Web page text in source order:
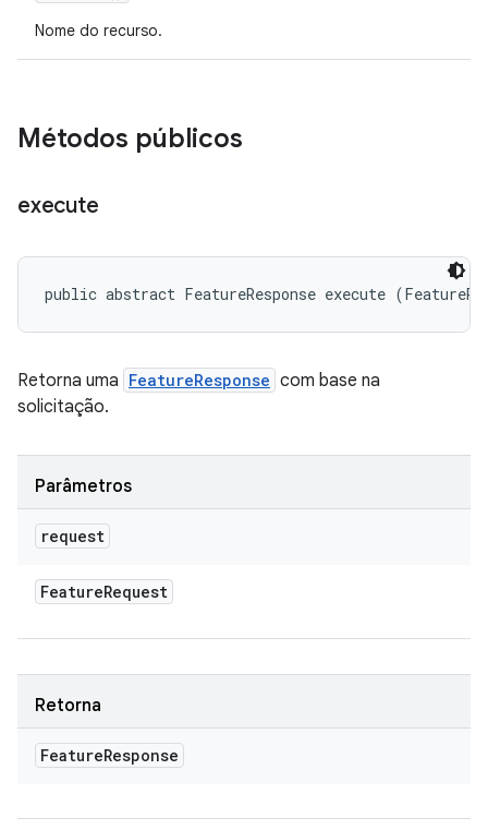
Nome do recurso.
Métodos públicos
execute
public abstract FeatureResponse execute
Retorna uma FeatureResponse com base na
solicitação.
Parâmetros
request
FeatureRequest
Retorna
FeatureResponse